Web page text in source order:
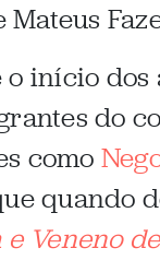
o início
do
como
quando
Veneno